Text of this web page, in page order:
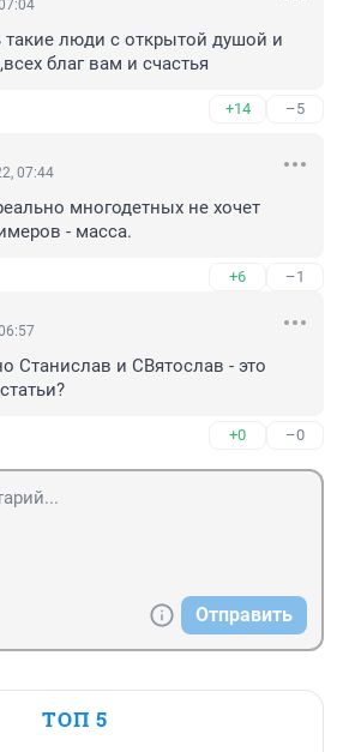
такие люди с открытой душой и
благ вам и счастья
+14 –5
07:44
многодетных не хочет
- масса.
+6 –1
Станислав и СВятослав - это
+0 –0
Отправить
ТОП 5